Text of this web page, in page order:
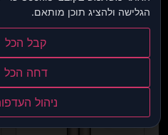
הגלישה ולהציג תוכן מותאם.
קבל הכל
דחה הכל
ניהול